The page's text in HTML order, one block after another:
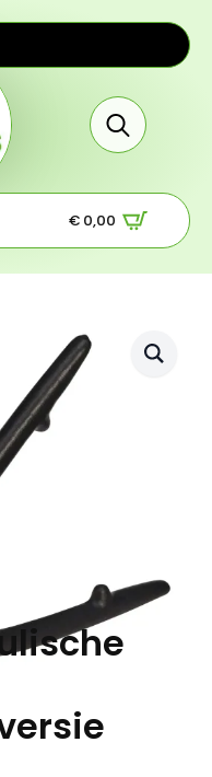
for:
€ 0,00